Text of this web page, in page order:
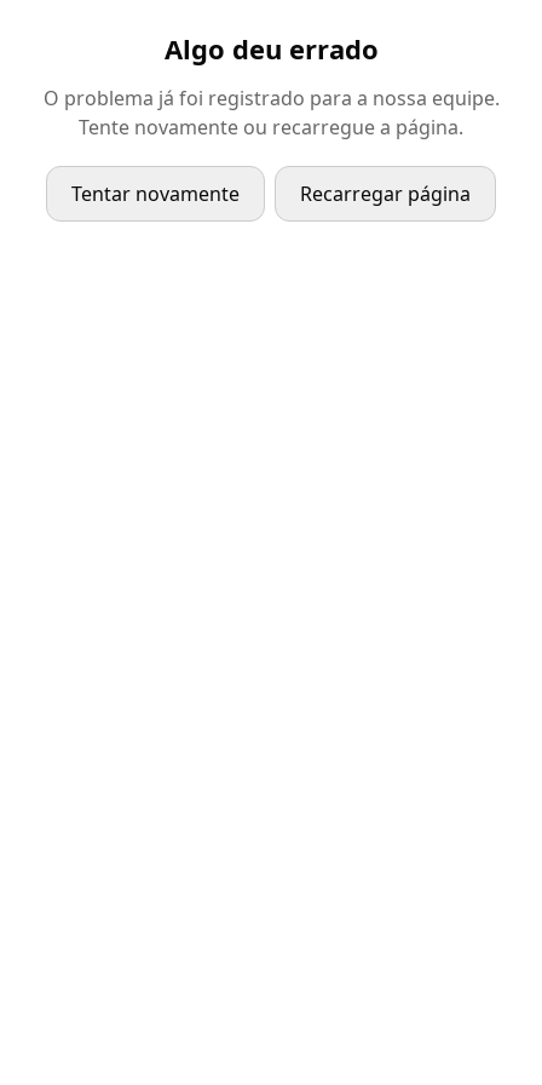
Algo deu errado
O problema já foi registrado para a nossa equipe.
Tente novamente ou recarregue a página.
Tentar novamente Recarregar página